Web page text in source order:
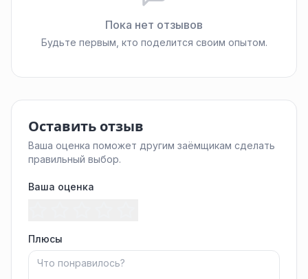
Пока нет отзывов
Будьте первым, кто поделится своим опытом.
Оставить отзыв
Ваша оценка поможет другим заёмщикам сделать
правильный выбор.
Ваша оценка
Плюсы